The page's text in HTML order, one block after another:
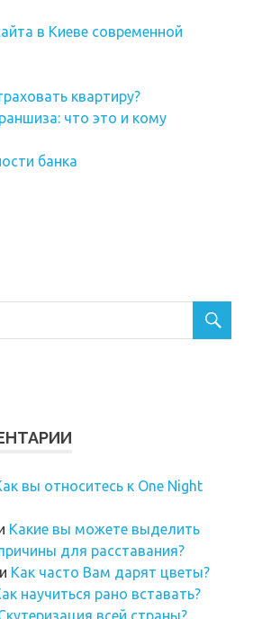
в Киеве современной
квартиру?
что это и кому
банка
вы относитесь к One Night
Какие вы можете выделить
для расставания?
Как часто Вам дарят цветы?
научиться рано вставать?